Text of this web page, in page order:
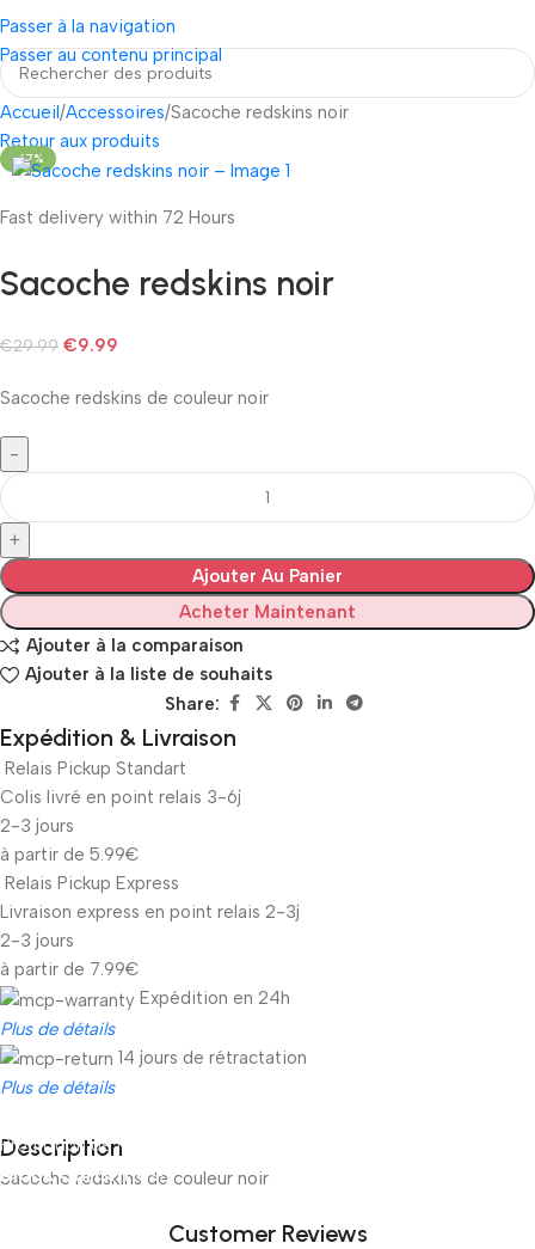
Passer à la navigation
Passer au contenu principal
Accueil Accessoires Sacoche redskins noir
Retour aux produits
-67%
Fast delivery within 72 Hours
Sacoche redskins noir
€29.99 €9.99
Sacoche redskins de couleur noir
Ajouter Au Panier
Acheter Maintenant
Ajouter à la comparaison
Ajouter à la liste de souhaits
Share:
Expédition & Livraison
Relais Pickup Standart
Colis livré en point relais 3-6j
2-3 jours
à partir de 5.99€
Relais Pickup Express
Livraison express en point relais 2-3j
2-3 jours
à partir de 7.99€
Expédition en 24h
Plus de détails
14 jours de rétractation
Plus de détails
Promotion de Noel
Black Christmas!
Description
Sacoche redskins de couleur noir
Customer Reviews